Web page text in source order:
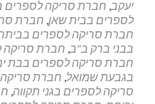
יעקב, חברת סריקה
לספרים בבית שאן, חברת
חברת סריקה לספרים בביתר
בבני ברק ב"ב, חברת סריקה
חברת סריקה לספרים בבת
בגבעת שמואל, חברת
סריקה לספרים בגני תקווה,